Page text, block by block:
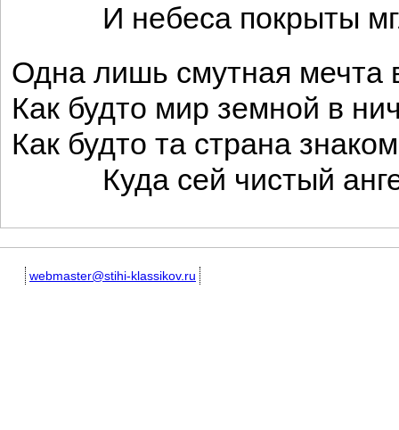
И небеса покрыты
Одна лишь смутная мечта
Как будто мир земной в
Как будто та страна
Куда сей чистый
webmaster@stihi-klassikov.ru